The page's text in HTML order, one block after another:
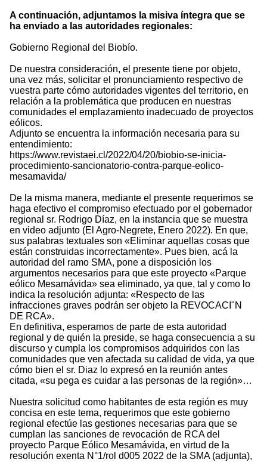
A continuación, adjuntamos la misiva íntegra que se
ha enviado a las autoridades regionales:
Gobierno Regional del Biobío.
De nuestra consideración, el presente tiene por objeto,
una vez más, solicitar el pronunciamiento respectivo de
vuestra parte cómo autoridades vigentes del territorio, en
relación a la problemática que producen en nuestras
comunidades el emplazamiento inadecuado de proyectos
eólicos.
Adjunto se encuentra la información necesaria para su
entendimiento:
https://www.revistaei.cl/2022/04/20/biobio-se-inicia-
procedimiento-sancionatorio-contra-parque-eolico-
mesamavida/
De la misma manera, mediante el presente requerimos se
haga efectivo el compromiso efectuado por el gobernador
regional sr. Rodrigo Díaz, en la instancia que se muestra
en video adjunto (El Agro-Negrete, Enero 2022). En que,
sus palabras textuales son «Eliminar aquellas cosas que
están construidas incorrectamente». Pues bien, acá la
autoridad del ramo SMA, pone a disposición los
argumentos necesarios para que este proyecto «Parque
eólico Mesamávida» sea eliminado, ya que, tal y como lo
indica la resolución adjunta: «Respecto de las
infracciones graves podrán ser objeto la REVOCACI"N
DE RCA».
En definitiva, esperamos de parte de esta autoridad
regional y de quién la preside, se haga consecuencia a su
discurso y cumpla los compromisos adquiridos con las
comunidades que ven afectada su calidad de vida, ya que
cómo bien el sr. Diaz lo expresó en la reunión antes
citada, «su pega es cuidar a las personas de la región»…
Nuestra solicitud como habitantes de esta región es muy
concisa en este tema, requerimos que este gobierno
regional efectúe las gestiones necesarias para que se
cumplan las sanciones de revocación de RCA del
proyecto Parque Eólico Mesamávida, en virtud de la
resolución exenta N°1/rol d005 2022 de la SMA (adjunta),